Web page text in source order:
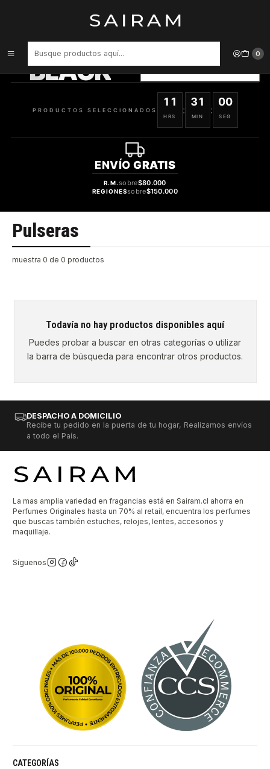
0
BLACK VER OFERTAS
PRODUCTOS SELECCIONADOS
11
HRS
:
31
MIN
:
00
SEG
ENVÍO GRATIS
R.M.sobre$80.000
REGIONESsobre$150.000
Pulseras
muestra 0 de 0 productos
Todavía no hay productos disponibles aquí
Puedes probar a buscar en otras categorías o utilizar
la barra de búsqueda para encontrar otros productos.
DESPACHO A DOMICILIO
Recibe tu pedido en la puerta de tu hogar, Realizamos envíos
a todo el País.
La mas amplia variedad en fragancias está en Sairam.cl ahorra en
Perfumes Originales hasta un 70% al retail, encuentra los perfumes
que buscas también estuches, relojes, lentes, accesorios y
maquillaje.
Síguenos
CATEGORÍAS